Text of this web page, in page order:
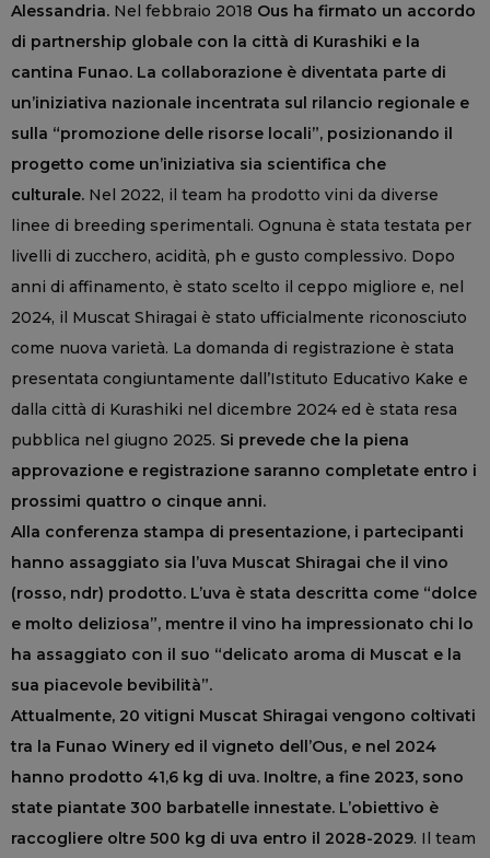
Alessandria. Nel febbraio 2018 Ous ha firmato un accordo
di partnership globale con la città di Kurashiki e la
cantina Funao. La collaborazione è diventata parte di
un’iniziativa nazionale incentrata sul rilancio regionale e
sulla “promozione delle risorse locali”, posizionando il
progetto come un’iniziativa sia scientifica che
culturale. Nel 2022, il team ha prodotto vini da diverse
linee di breeding sperimentali. Ognuna è stata testata per
livelli di zucchero, acidità, ph e gusto complessivo. Dopo
anni di affinamento, è stato scelto il ceppo migliore e, nel
2024, il Muscat Shiragai è stato ufficialmente riconosciuto
come nuova varietà. La domanda di registrazione è stata
presentata congiuntamente dall’Istituto Educativo Kake e
dalla città di Kurashiki nel dicembre 2024 ed è stata resa
pubblica nel giugno 2025. Si prevede che la piena
approvazione e registrazione saranno completate entro i
prossimi quattro o cinque anni.
Alla conferenza stampa di presentazione, i partecipanti
hanno assaggiato sia l’uva Muscat Shiragai che il vino
(rosso, ndr) prodotto. L’uva è stata descritta come “dolce
e molto deliziosa”, mentre il vino ha impressionato chi lo
ha assaggiato con il suo “delicato aroma di Muscat e la
sua piacevole bevibilità”.
Attualmente, 20 vitigni Muscat Shiragai vengono coltivati
tra la Funao Winery ed il vigneto dell’Ous, e nel 2024
hanno prodotto 41,6 kg di uva. Inoltre, a fine 2023, sono
state piantate 300 barbatelle innestate. L’obiettivo è
raccogliere oltre 500 kg di uva entro il 2028-2029. Il team